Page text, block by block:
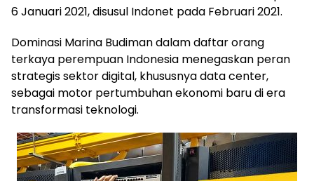
6 Januari 2021, disusul Indonet pada Februari 2021.
Dominasi Marina Budiman dalam daftar orang
terkaya perempuan Indonesia menegaskan peran
strategis sektor digital, khususnya data center,
sebagai motor pertumbuhan ekonomi baru di era
transformasi teknologi.